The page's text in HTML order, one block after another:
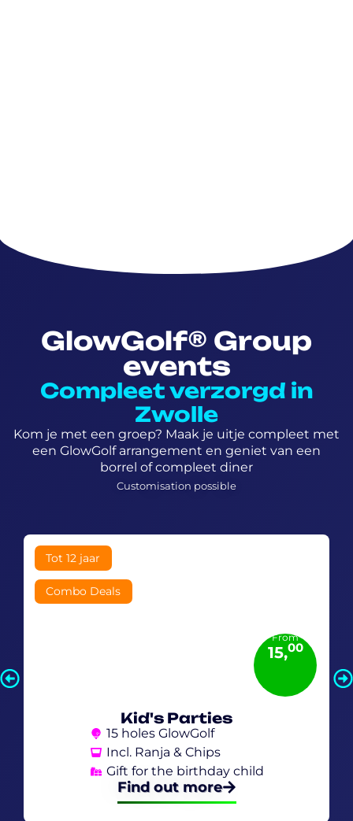
GlowGolf® Group
events
Compleet verzorgd in
Zwolle
Kom je met een groep? Maak je uitje compleet met
een GlowGolf arrangement en geniet van een
borrel of compleet diner
Customisation possible
From
15,00
Tot 12 jaar
Combo Deals
Kid's Parties
15 holes GlowGolf
Incl. Ranja & Chips
Gift for the birthday child
Find out more